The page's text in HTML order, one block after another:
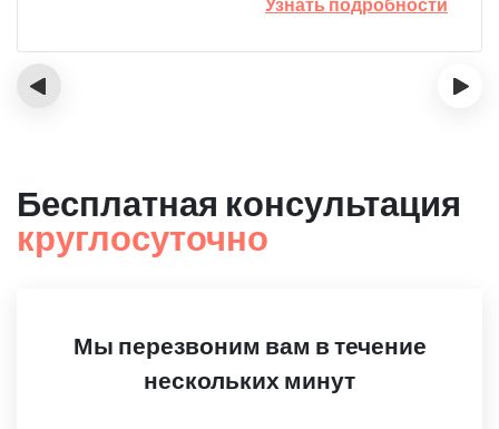
‹ ›
Бесплатная консультация
круглосуточно
Мы перезвоним вам в течение
нескольких минут